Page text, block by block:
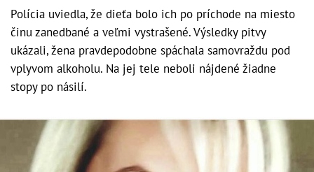
Polícia uviedla, že dieťa bolo ich po príchode na miesto
činu zanedbané a veľmi vystrašené. Výsledky pitvy
ukázali, žena pravdepodobne spáchala samovraždu pod
vplyvom alkoholu. Na jej tele neboli nájdené žiadne
stopy po násilí.